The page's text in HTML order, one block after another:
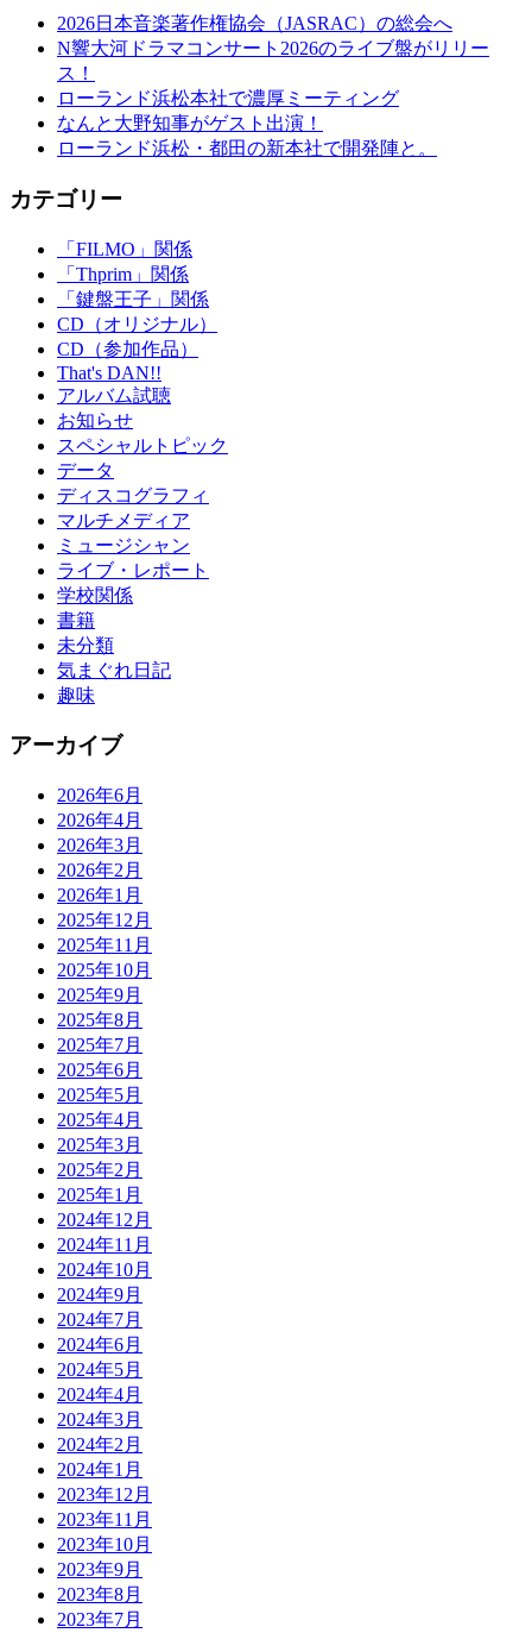
2026日本音楽著作権協会（JASRAC）の総会へ
N響大河ドラマコンサート2026のライブ盤がリリー
ス！
ローランド浜松本社で濃厚ミーティング
なんと大野知事がゲスト出演！
ローランド浜松・都田の新本社で開発陣と。
カテゴリー
「FILMO」関係
「Thprim」関係
「鍵盤王子」関係
CD（オリジナル）
CD（参加作品）
That's DAN!!
アルバム試聴
お知らせ
スペシャルトピック
データ
ディスコグラフィ
マルチメディア
ミュージシャン
ライブ・レポート
学校関係
書籍
未分類
気まぐれ日記
趣味
アーカイブ
2026年6月
2026年4月
2026年3月
2026年2月
2026年1月
2025年12月
2025年11月
2025年10月
2025年9月
2025年8月
2025年7月
2025年6月
2025年5月
2025年4月
2025年3月
2025年2月
2025年1月
2024年12月
2024年11月
2024年10月
2024年9月
2024年7月
2024年6月
2024年5月
2024年4月
2024年3月
2024年2月
2024年1月
2023年12月
2023年11月
2023年10月
2023年9月
2023年8月
2023年7月